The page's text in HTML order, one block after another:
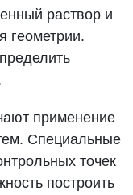
раствор и
геометрии.
применение
Специальные
точек
построить